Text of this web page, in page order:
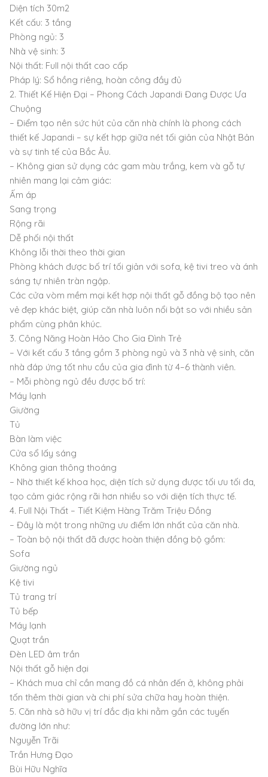
Diện tích 30m2
Kết cấu: 3 tầng
Phòng ngủ: 3
Nhà vệ sinh: 3
Nội thất: Full nội thất cao cấp
Pháp lý: Sổ hồng riêng, hoàn công đầy đủ
2. Thiết Kế Hiện Đại – Phong Cách Japandi Đang Được Ưa
Chuộng
– Điểm tạo nên sức hút của căn nhà chính là phong cách
thiết kế Japandi – sự kết hợp giữa nét tối giản của Nhật Bản
và sự tinh tế của Bắc Âu.
– Không gian sử dụng các gam màu trắng, kem và gỗ tự
nhiên mang lại cảm giác:
Ấm áp
Sang trọng
Rộng rãi
Dễ phối nội thất
Không lỗi thời theo thời gian
Phòng khách được bố trí tối giản với sofa, kệ tivi treo và ánh
sáng tự nhiên tràn ngập.
Các cửa vòm mềm mại kết hợp nội thất gỗ đồng bộ tạo nên
vẻ đẹp khác biệt, giúp căn nhà luôn nổi bật so với nhiều sản
phẩm cùng phân khúc.
3. Công Năng Hoàn Hảo Cho Gia Đình Trẻ
– Với kết cấu 3 tầng gồm 3 phòng ngủ và 3 nhà vệ sinh, căn
nhà đáp ứng tốt nhu cầu của gia đình từ 4–6 thành viên.
– Mỗi phòng ngủ đều được bố trí:
Máy lạnh
Giường
Tủ
Bàn làm việc
Cửa sổ lấy sáng
Không gian thông thoáng
– Nhờ thiết kế khoa học, diện tích sử dụng được tối ưu tối đa,
tạo cảm giác rộng rãi hơn nhiều so với diện tích thực tế.
4. Full Nội Thất – Tiết Kiệm Hàng Trăm Triệu Đồng
– Đây là một trong những ưu điểm lớn nhất của căn nhà.
– Toàn bộ nội thất đã được hoàn thiện đồng bộ gồm:
Sofa
Giường ngủ
Kệ tivi
Tủ trang trí
Tủ bếp
Máy lạnh
Quạt trần
Đèn LED âm trần
Nội thất gỗ hiện đại
– Khách mua chỉ cần mang đồ cá nhân đến ở, không phải
tốn thêm thời gian và chi phí sửa chữa hay hoàn thiện.
5. Căn nhà sở hữu vị trí đắc địa khi nằm gần các tuyến
đường lớn như:
Nguyễn Trãi
Trần Hưng Đạo
Bùi Hữu Nghĩa